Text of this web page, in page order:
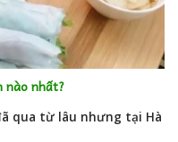
nào nhất?
qua từ lâu nhưng tại Hà